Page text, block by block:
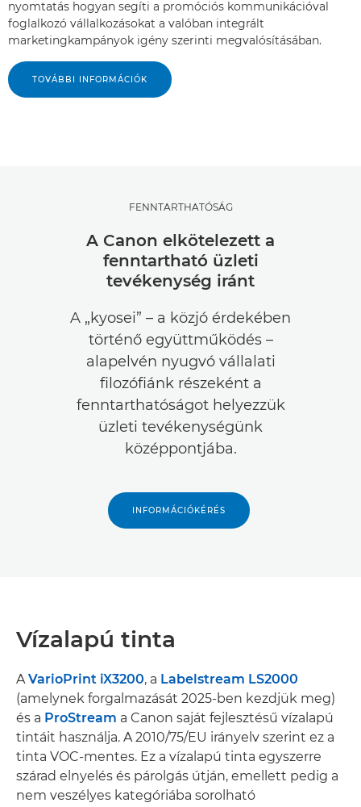
nyomtatás hogyan segíti a promóciós kommunikációval
foglalkozó vállalkozásokat a valóban integrált
marketingkampányok igény szerinti megvalósításában.
TOVÁBBI INFORMÁCIÓK
FENNTARTHATÓSÁG
A Canon elkötelezett a
fenntartható üzleti
tevékenység iránt
A „kyosei” – a közjó érdekében
történő együttműködés –
alapelvén nyugvó vállalati
filozófiánk részeként a
fenntarthatóságot helyezzük
üzleti tevékenységünk
középpontjába.
INFORMÁCIÓKÉRÉS
Vízalapú tinta
AVarioPrint iX3200, a Labelstream LS2000
(amelynek forgalmazását 2025-ben kezdjük meg)
és a ProStream a Canon saját fejlesztésű vízalapú
tintáit használja. A 2010/75/EU irányelv szerint ez a
tinta VOC-mentes. Ez a vízalapú tinta egyszerre
szárad elnyelés és párolgás útján, emellett pedig a
nem veszélyes kategóriába sorolható